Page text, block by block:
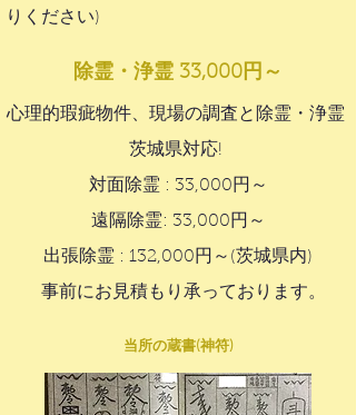
りください)
除霊・浄霊 33,000円～
心理的瑕疵物件、現場の調査と除霊・浄霊
茨城県対応!
対面除霊 : 33,000円～
遠隔除霊: 33,000円～
出張除霊 : 132,000円～​(茨城県内)
事前にお見積もり承っております。
当所の蔵書(神符)